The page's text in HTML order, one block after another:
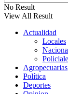
No Result
View All Result
Actualidad
Locales
Agropecuarias
Política
Deportes